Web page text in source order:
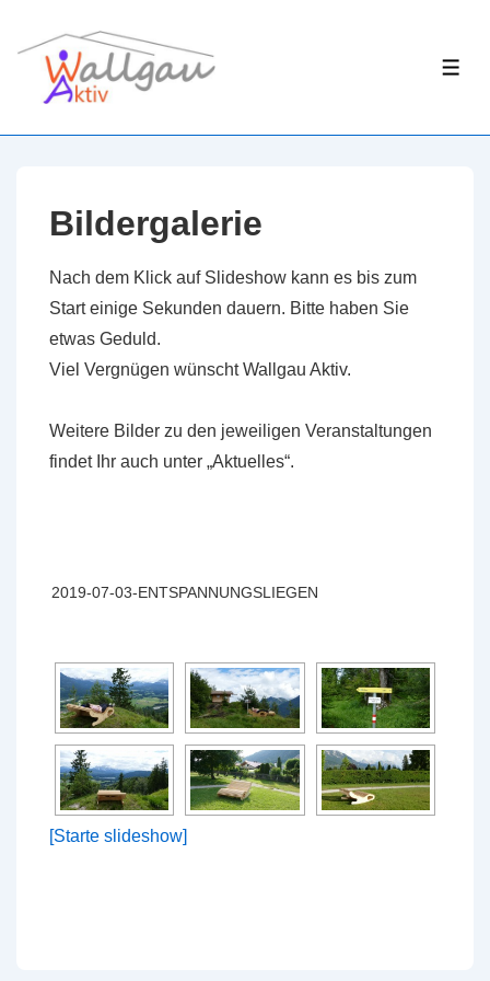
Zum
Bildergalerie
Nach dem Klick auf Slideshow kann es bis zum
Start einige Sekunden dauern. Bitte haben Sie
etwas Geduld.
Viel Vergnügen wünscht Wallgau Aktiv.
Weitere Bilder zu den jeweiligen Veranstaltungen
findet Ihr auch unter „Aktuelles“.
2019-07-03-ENTSPANNUNGSLIEGEN
[Starte slideshow]